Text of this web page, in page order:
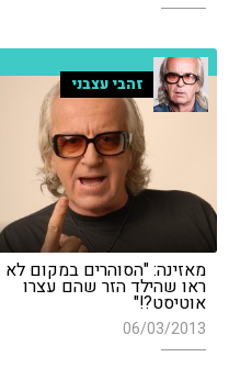
זהבי עצבני
מאזינה: "הסוהרים במקום לא
ראו שהילד הזר שהם עצרו
אוטיסט?!"
06/03/2013